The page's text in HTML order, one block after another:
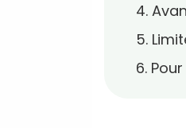
4.
5.
6.